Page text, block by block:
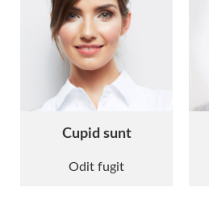
Cupid sunt
Odit fugit